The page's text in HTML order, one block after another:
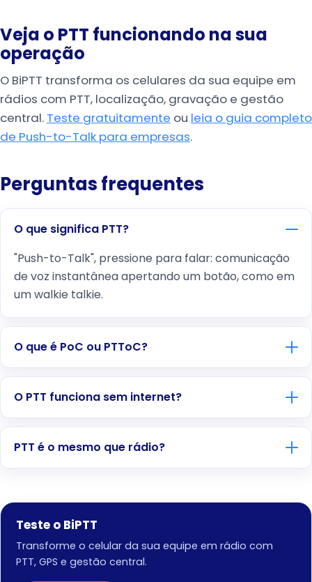
Veja o PTT funcionando na sua
operação
O BiPTT transforma os celulares da sua equipe em
rádios com PTT, localização, gravação e gestão
central. Teste gratuitamente ou leia o guia completo
de Push-to-Talk para empresas.
Perguntas frequentes
O que significa PTT?
"Push-to-Talk", pressione para falar: comunicação
de voz instantânea apertando um botão, como em
um walkie talkie.
O que é PoC ou PTToC?
O PTT funciona sem internet?
PTT é o mesmo que rádio?
Teste o BiPTT
Transforme o celular da sua equipe em rádio com
PTT, GPS e gestão central.